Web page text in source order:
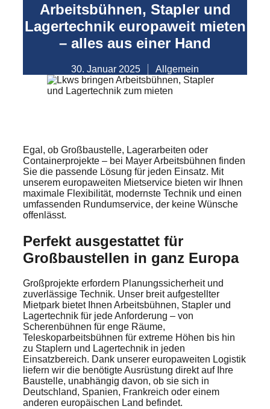
Arbeitsbühnen, Stapler und
Lagertechnik europaweit mieten
– alles aus einer Hand
30. Januar 2025 Allgemein
Egal, ob Großbaustelle, Lagerarbeiten oder
Containerprojekte – bei Mayer Arbeitsbühnen finden
Sie die passende Lösung für jeden Einsatz. Mit
unserem europaweiten Mietservice bieten wir Ihnen
maximale Flexibilität, modernste Technik und einen
umfassenden Rundumservice, der keine Wünsche
offenlässt.
Perfekt ausgestattet für
Großbaustellen in ganz Europa
Großprojekte erfordern Planungssicherheit und
zuverlässige Technik. Unser breit aufgestellter
Mietpark bietet Ihnen Arbeitsbühnen, Stapler und
Lagertechnik für jede Anforderung – von
Scherenbühnen für enge Räume,
Teleskoparbeitsbühnen für extreme Höhen bis hin
zu Staplern und Lagertechnik in jeden
Einsatzbereich. Dank unserer europaweiten Logistik
liefern wir die benötigte Ausrüstung direkt auf Ihre
Baustelle, unabhängig davon, ob sie sich in
Deutschland, Spanien, Frankreich oder einem
anderen europäischen Land befindet.